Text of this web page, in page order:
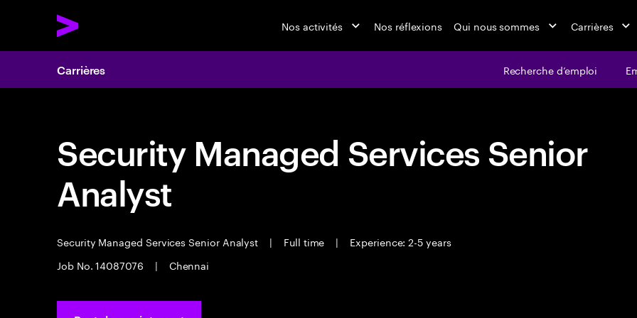
Nos activités Nos réflexions Qui nous sommes Carrières
Carrières Recherche d’emploi
Security Managed Services Senior
Analyst
Security Managed Services Senior Analyst | Full time |
Experience: 2-5 years
Job No. 14087076
| Chennai